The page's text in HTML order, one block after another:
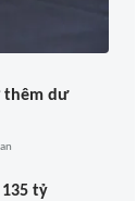
thêm dư
135 tỷ